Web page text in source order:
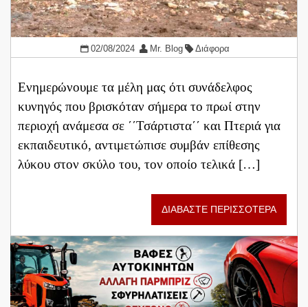
02/08/2024 Mr. Blog Διάφορα
Ενημερώνουμε τα μέλη μας ότι συνάδελφος
κυνηγός που βρισκόταν σήμερα το πρωί στην
περιοχή ανάμεσα σε ΄΄Τσάρτιστα΄΄ και Πτεριά για
εκπαιδευτικό, αντιμετώπισε συμβάν επίθεσης
λύκου στον σκύλο του, τον οποίο τελικά […]
ΔΙΑΒΑΣΤΕ ΠΕΡΙΣΣΟΤΕΡΑ